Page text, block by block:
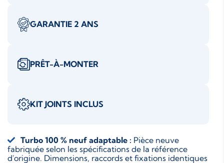
GARANTIE 2 ANS
PRÊT-À-MONTER
KIT JOINTS INCLUS
Turbo 100 % neuf adaptable : Pièce neuve
fabriquée selon les spécifications de la référence
d'origine. Dimensions, raccords et fixations identiques